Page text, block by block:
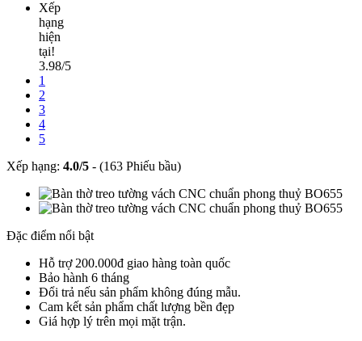
Xếp
hạng
hiện
tại!
3.98/5
1
2
3
4
5
Xếp hạng: 4.0/5 - (163 Phiếu bầu)
Đặc điểm nổi bật
Hỗ trợ 200.000đ giao hàng toàn quốc
Bảo hành 6 tháng
Đổi trả nếu sản phẩm không đúng mẫu.
Cam kết sản phẩm chất lượng bền đẹp
Giá hợp lý trên mọi mặt trận.